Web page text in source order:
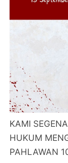
KAMI
HUKUM
PAHLAWAN